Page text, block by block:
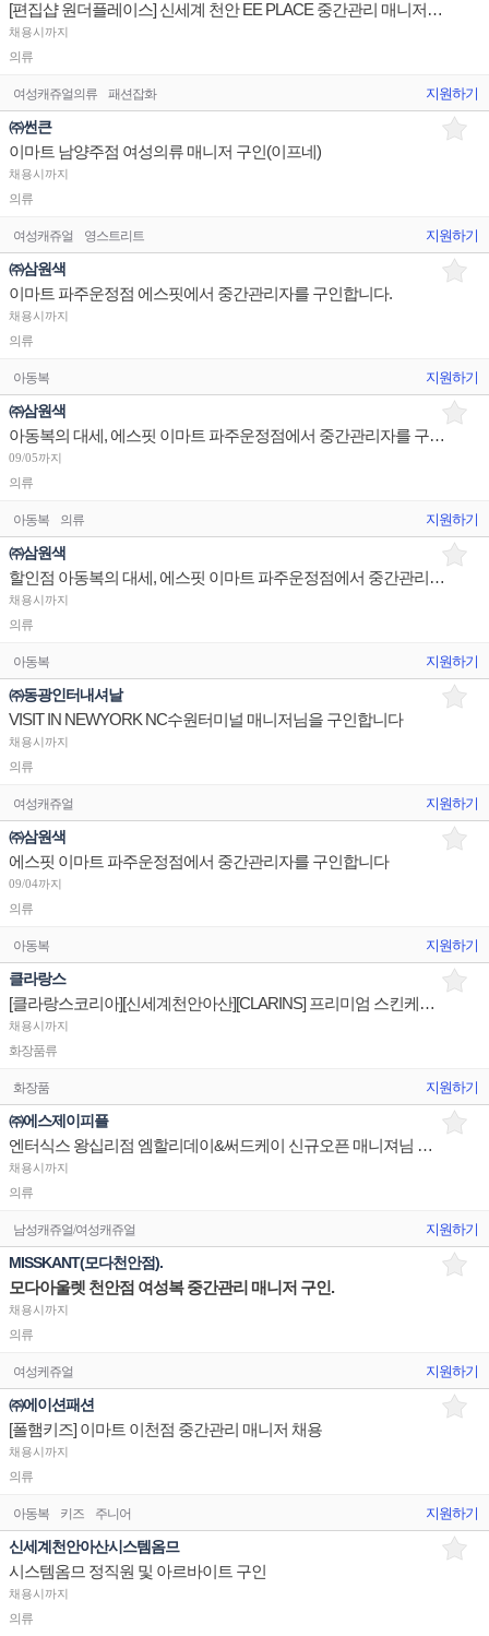
[편집샵 원더플레이스] 신세계 천안 EE PLACE 중간관리 매니저 채용
채용시까지
의류
여성캐쥬얼의류 패션잡화 지원하기
㈜썬큰
이마트 남양주점 여성의류 매니저 구인(이프네)
채용시까지
의류
여성캐쥬얼 영스트리트 지원하기
㈜삼원색
이마트 파주운정점 에스핏에서 중간관리자를 구인합니다.
채용시까지
의류
아동복 지원하기
㈜삼원색
아동복의 대세, 에스핏 이마트 파주운정점에서 중간관리자를 구인합니다.
09/05까지
의류
아동복 의류 지원하기
㈜삼원색
할인점 아동복의 대세, 에스핏 이마트 파주운정점에서 중간관리자를 구인합니다.
채용시까지
의류
아동복 지원하기
㈜동광인터내셔날
VISIT IN NEWYORK NC수원터미널 매니저님을 구인합니다
채용시까지
의류
여성캐쥬얼 지원하기
㈜삼원색
에스핏 이마트 파주운정점에서 중간관리자를 구인합니다
09/04까지
의류
아동복 지원하기
클라랑스
[클라랑스코리아][신세계천안아산][CLARINS] 프리미엄 스킨케어 화장품 백화점 매장 직원 채용 건 안내
채용시까지
화장품류
화장품 지원하기
㈜에스제이피플
엔터식스 왕십리점 엠할리데이&써드케이 신규오픈 매니져님 구인
채용시까지
의류
남성캐쥬얼/여성캐쥬얼 지원하기
MISSKANT(모다천안점).
모다아울렛 천안점 여성복 중간관리 매니저 구인.
채용시까지
의류
여성케쥬얼 지원하기
㈜에이션패션
[폴햄키즈] 이마트 이천점 중간관리 매니저 채용
채용시까지
의류
아동복 키즈 주니어 지원하기
신세계천안아산시스템옴므
시스템옴므 정직원 및 아르바이트 구인
채용시까지
의류